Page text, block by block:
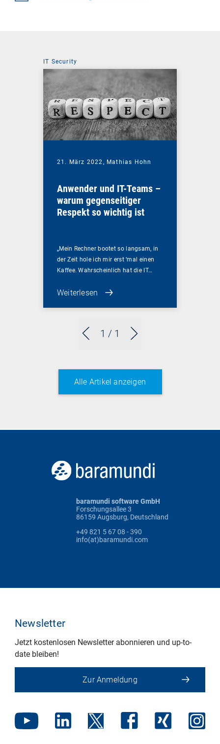
1 / 1
IT Security
21. März 2022, Mathias Hohn
Anwender und IT-Teams –
warum gegenseitiger
Respekt so wichtig ist
„Mein Rechner bootet so langsam, in
der Zeit hole ich mir erst ‘mal einen
Kaffee. Wahrscheinlich hat die IT…
Weiterlesen
Alle Artikel anzeigen
baramundi software GmbH
Forschungsallee 3
86159 Augsburg, Deutschland
+49 821 5 67 08 - 390
info(at)baramundi.com
Newsletter
Jetzt kostenlosen Newsletter abonnieren und up-to-
date bleiben!
Zur Anmeldung